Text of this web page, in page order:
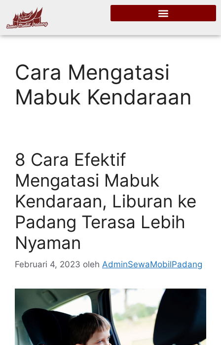
Cara Mengatasi
Mabuk Kendaraan
8 Cara Efektif
Mengatasi Mabuk
Kendaraan, Liburan ke
Padang Terasa Lebih
Nyaman
Februari 4, 2023 oleh AdminSewaMobilPadang